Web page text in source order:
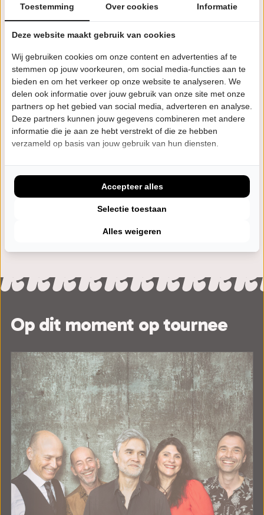
Eerdere voorstellingen
Rumoursseizoen 25/263 voorstellingen Populaire muziek
DECADE - 10 years the best of the 70's
seizoen 24/2535 voorstellingen Populaire muziek
Songs for the Roadseizoen 23/2421 voorstellingen
Volg 70s unplugged
Facebook IG Instagram
Op dit moment op tournee
Toestemming Over cookies Informatie
Deze website maakt gebruik van cookies
Wij gebruiken cookies om onze content en advertenties af te
stemmen op jouw voorkeuren, om social media-functies aan te
bieden en om het verkeer op onze website te analyseren. We
delen ook informatie over jouw gebruik van onze site met onze
partners op het gebied van social media, adverteren en analyse.
Deze partners kunnen jouw gegevens combineren met andere
informatie die je aan ze hebt verstrekt of die ze hebben
verzameld op basis van jouw gebruik van hun diensten.
Alles weigeren
Selectie toestaan
Accepteer alles